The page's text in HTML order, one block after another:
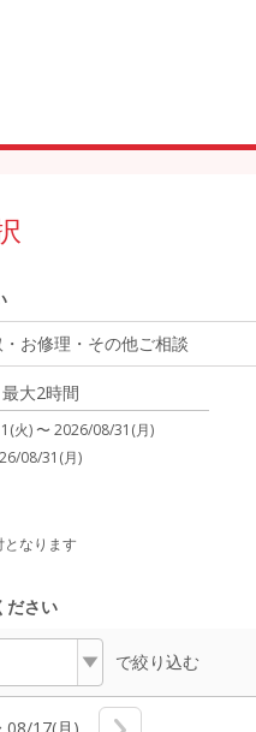
・お修理・その他ご相談
大2時間
火) 〜2026/08/31(月)
08/31(月)
なります
ださい
で絞り込む